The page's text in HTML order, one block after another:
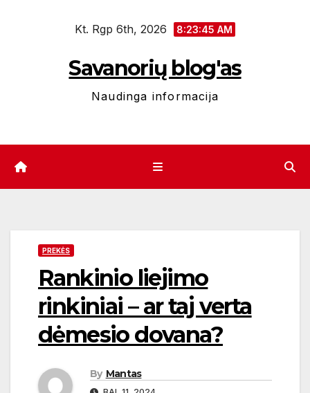
Kt. Rgp 6th, 2026 8:23:46 AM
Savanorių blog'as
Naudinga informacija
PREKĖS
Rankinio liejimo
rinkiniai – ar taj verta
dėmesio dovana?
By Mantas